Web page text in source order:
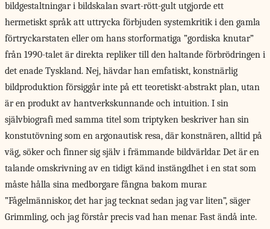
bildgestaltningar i bildskalan svart-rött-gult utgjorde ett
hermetiskt språk att uttrycka förbjuden systemkritik i den gamla
förtryckarstaten eller om hans storformatiga ”gordiska knutar”
från 1990-talet är direkta repliker till den haltande förbrödringen i
det enade Tyskland. Nej, hävdar han emfatiskt, konstnärlig
bildproduktion försiggår inte på ett teoretiskt-abstrakt plan, utan
är en produkt av hantverkskunnande och intuition. I sin
självbiografi med samma titel som triptyken beskriver han sin
konstutövning som en argonautisk resa, där konstnären, alltid på
väg, söker och finner sig själv i främmande bildvärldar. Det är en
talande omskrivning av en tidigt känd instängdhet i en stat som
måste hålla sina medborgare fångna bakom murar.
”Fågelmänniskor, det har jag tecknat sedan jag var liten”, säger
Grimmling, och jag förstår precis vad han menar. Fast ändå inte.